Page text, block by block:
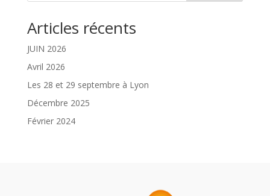
Articles récents
JUIN 2026
Avril 2026
Les 28 et 29 septembre à Lyon
Décembre 2025
Février 2024